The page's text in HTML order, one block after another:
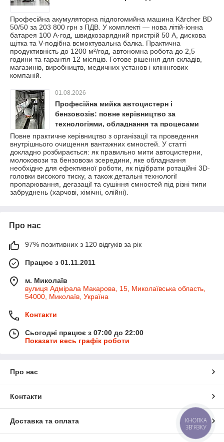
Професійна акумуляторна підлогомийна машина Kärcher BD
50/50 за 203 800 грн з ПДВ. У комплекті — нова літій-іонна
батарея 100 А·год, швидкозарядний пристрій 50 А, дискова
щітка та V-подібна всмоктувальна балка. Практична
продуктивність до 1200 м²/год, автономна робота до 2,5
години та гарантія 12 місяців. Готове рішення для складів,
магазинів, виробництв, медичних установ і клінінгових
компаній.
01.08.2026
Професійна мийка автоцистерн і
бензовозів: повне керівництво за
технологіями, обладнання та процесами
очищення
Повне практичне керівництво з організації та проведення
внутрішнього очищення вантажних ємностей. У статті
докладно розбирається: як правильно мити автоцистерни,
молоковози та бензовози зсередини, яке обладнання
необхідне для ефективної роботи, як підібрати ротаційні 3D-
головки високого тиску, а також детальні технології
пропарювання, дегазації та сушіння ємностей під різні типи
забруднень (харчові, хімічні, олійні).
Про нас
97% позитивних з 120 відгуків за рік
Працює з 01.11.2011
м. Миколаїв
вулиця Адмірала Макарова, 15, Миколаївська область,
54000, Миколаїв, Україна
Контакти
Сьогодні працює з 07:00 до 22:00
Показати весь графік роботи
Про нас
Контакти
Доставка та оплата
КНОПКА
ЗВ'ЯЗКУ